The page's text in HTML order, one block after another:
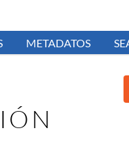
METADATOS